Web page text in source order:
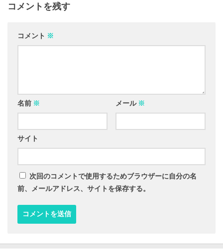
コメントを残す
コメント ※
名前 ※ メール ※
サイト
次回のコメントで使用するためブラウザーに自分の名
前、メールアドレス、サイトを保存する。